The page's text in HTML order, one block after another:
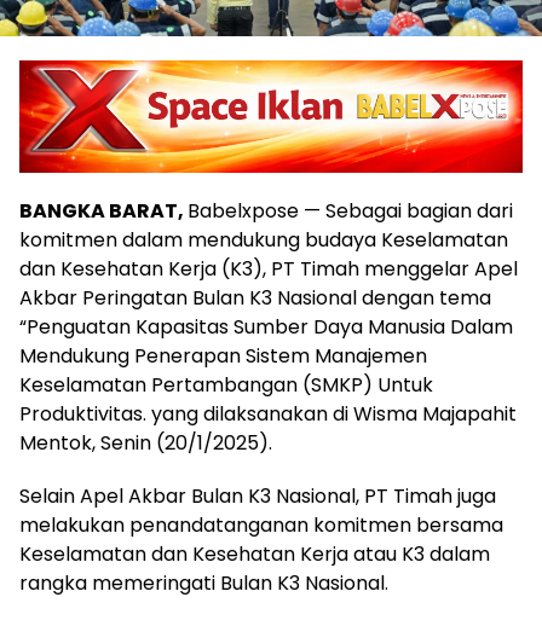
BANGKA BARAT,Babelxpose — Sebagai bagian dari
komitmen dalam mendukung budaya Keselamatan
Akbar Peringatan Bulan K3 Nasional dengan tema
“Penguatan Kapasitas Sumber Daya Manusia Dalam
Mendukung Penerapan Sistem Manajemen
Keselamatan Pertambangan (SMKP) Untuk
Produktivitas. yang dilaksanakan di Wisma Majapahit
Mentok, Senin (20/1/2025).
Selain Apel Akbar Bulan K3 Nasional, PT Timah juga
melakukan penandatanganan komitmen bersama
rangka memeringati Bulan K3 Nasional.